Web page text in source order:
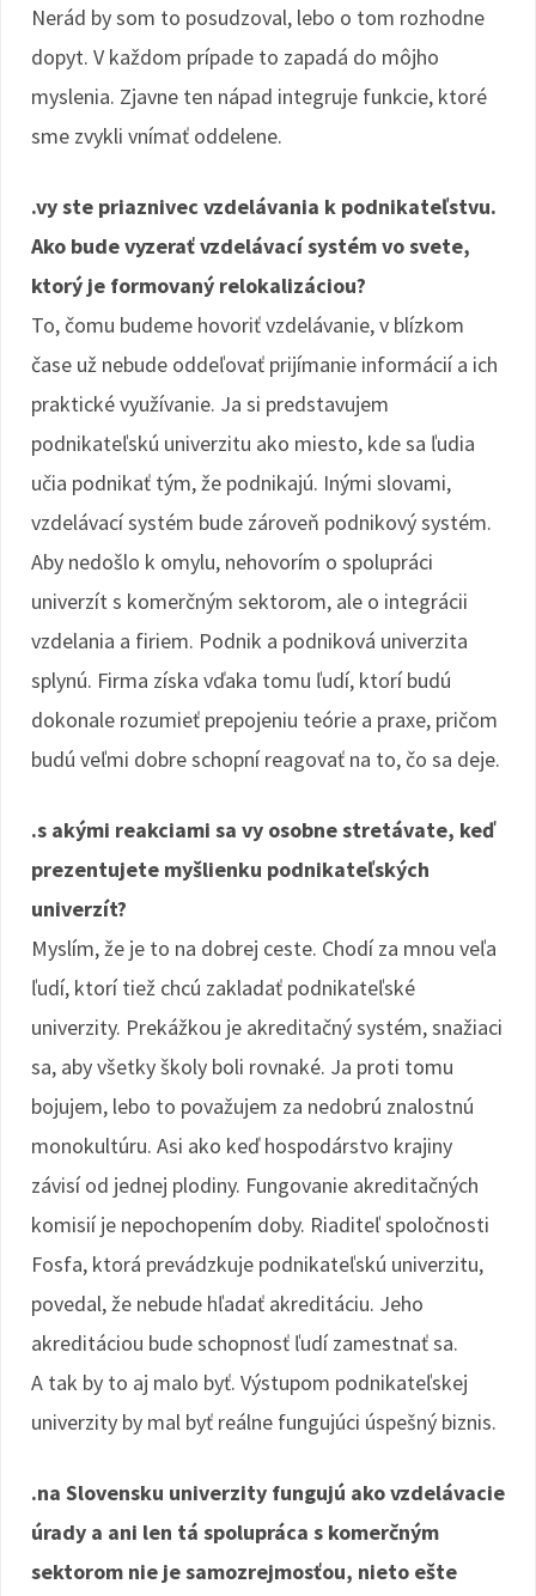
Nerád by som to posudzoval, lebo o tom rozhodne
dopyt. V každom prípade to zapadá do môjho
myslenia. Zjavne ten nápad integruje funkcie, ktoré
sme zvykli vnímať oddelene.
.vy ste priaznivec vzdelávania k podnikateľstvu.
Ako bude vyzerať vzdelávací systém vo svete,
ktorý je formovaný relokalizáciou?
To, čomu budeme hovoriť vzdelávanie, v blízkom
čase už nebude oddeľovať prijímanie informácií a ich
praktické využívanie. Ja si predstavujem
podnikateľskú univerzitu ako miesto, kde sa ľudia
učia podnikať tým, že podnikajú. Inými slovami,
vzdelávací systém bude zároveň podnikový systém.
Aby nedošlo k omylu, nehovorím o spolupráci
univerzít s komerčným sektorom, ale o integrácii
vzdelania a firiem. Podnik a podniková univerzita
splynú. Firma získa vďaka tomu ľudí, ktorí budú
dokonale rozumieť prepojeniu teórie a praxe, pričom
budú veľmi dobre schopní reagovať na to, čo sa deje.
.s akými reakciami sa vy osobne stretávate, keď
prezentujete myšlienku podnikateľských
univerzít?
Myslím, že je to na dobrej ceste. Chodí za mnou veľa
ľudí, ktorí tiež chcú zakladať podnikateľské
univerzity. Prekážkou je akreditačný systém, snažiaci
sa, aby všetky školy boli rovnaké. Ja proti tomu
bojujem, lebo to považujem za nedobrú znalostnú
monokultúru. Asi ako keď hospodárstvo krajiny
závisí od jednej plodiny. Fungovanie akreditačných
komisií je nepochopením doby. Riaditeľ spoločnosti
Fosfa, ktorá prevádzkuje podnikateľskú univerzitu,
povedal, že nebude hľadať akreditáciu. Jeho
akreditáciou bude schopnosť ľudí zamestnať sa.
A tak by to aj malo byť. Výstupom podnikateľskej
univerzity by mal byť reálne fungujúci úspešný biznis.
.na Slovensku univerzity fungujú ako vzdelávacie
úrady a ani len tá spolupráca s komerčným
sektorom nie je samozrejmosťou, nieto ešte